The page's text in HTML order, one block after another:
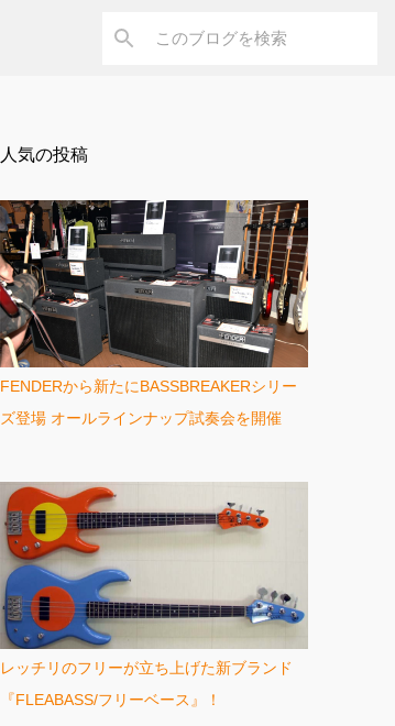
人気の投稿
FENDERから新たにBASSBREAKERシリー
ズ登場 オールラインナップ試奏会を開催
レッチリのフリーが立ち上げた新ブランド
『FLEABASS/フリーベース』！